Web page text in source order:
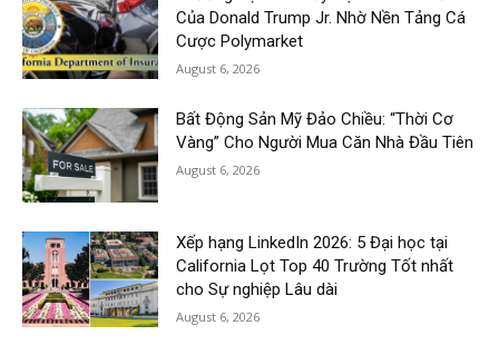
Của Donald Trump Jr. Nhờ Nền Tảng Cá
Cược Polymarket
August 6, 2026
Bất Động Sản Mỹ Đảo Chiều: “Thời Cơ
Vàng” Cho Người Mua Căn Nhà Đầu Tiên
August 6, 2026
Xếp hạng LinkedIn 2026: 5 Đại học tại
California Lọt Top 40 Trường Tốt nhất
cho Sự nghiệp Lâu dài
August 6, 2026